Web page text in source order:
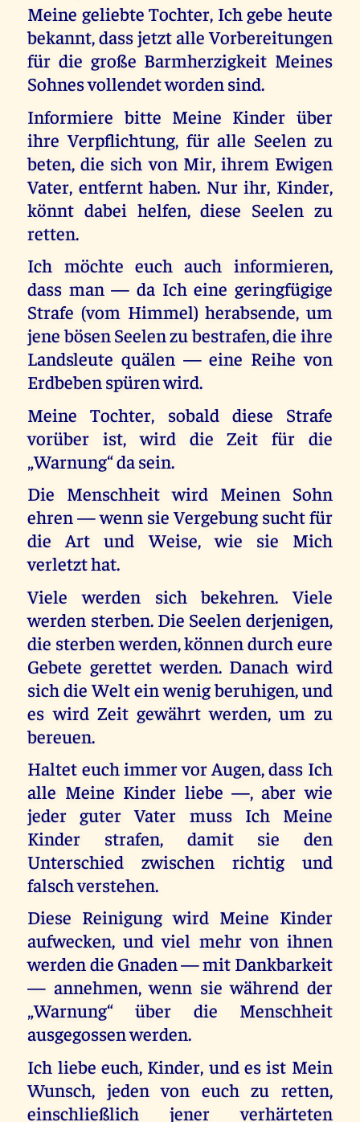
Meine geliebte Tochter, Ich gebe heute
bekannt, dass jetzt alle Vorbereitungen
für die große Barmherzigkeit Meines
Sohnes vollendet worden sind.
Informiere bitte Meine Kinder über
ihre Verpflichtung, für alle Seelen zu
beten, die sich von Mir, ihrem Ewigen
Vater, entfernt haben. Nur ihr, Kinder,
könnt dabei helfen, diese Seelen zu
retten.
Ich möchte euch auch informieren,
dass man — da Ich eine geringfügige
Strafe (vom Himmel) herabsende, um
jene bösen Seelen zu bestrafen, die ihre
Landsleute quälen — eine Reihe von
Erdbeben spüren wird.
Meine Tochter, sobald diese Strafe
vorüber ist, wird die Zeit für die
„Warnung“ da sein.
Die Menschheit wird Meinen Sohn
ehren — wenn sie Vergebung sucht für
die Art und Weise, wie sie Mich
verletzt hat.
Viele werden sich bekehren. Viele
werden sterben. Die Seelen derjenigen,
die sterben werden, können durch eure
Gebete gerettet werden. Danach wird
sich die Welt ein wenig beruhigen, und
es wird Zeit gewährt werden, um zu
bereuen.
Haltet euch immer vor Augen, dass Ich
alle Meine Kinder liebe —, aber wie
jeder guter Vater muss Ich Meine
Kinder strafen, damit sie den
Unterschied zwischen richtig und
falsch verstehen.
Diese Reinigung wird Meine Kinder
aufwecken, und viel mehr von ihnen
werden die Gnaden — mit Dankbarkeit
— annehmen, wenn sie während der
„Warnung“ über die Menschheit
ausgegossen werden.
Ich liebe euch, Kinder, und es ist Mein
Wunsch, jeden von euch zu retten,
einschließlich jener verhärteten